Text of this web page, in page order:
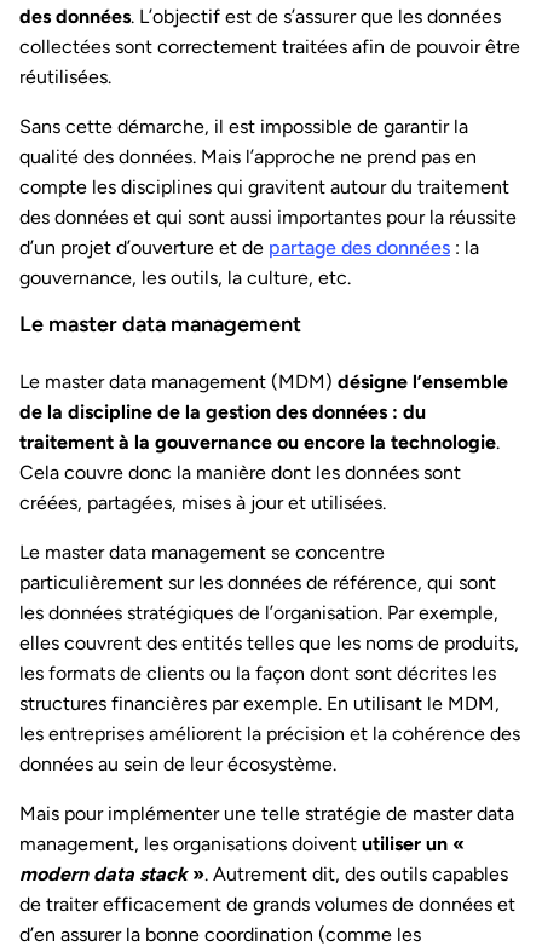
des données. L’objectif est de s’assurer que les données
collectées sont correctement traitées afin de pouvoir être
réutilisées.
Sans cette démarche, il est impossible de garantir la
qualité des données. Mais l’approche ne prend pas en
compte les disciplines qui gravitent autour du traitement
des données et qui sont aussi importantes pour la réussite
d’un projet d’ouverture et de partage des données : la
gouvernance, les outils, la culture, etc.
Le master data management
Le master data management (MDM) désigne l’ensemble
de la discipline de la gestion des données : du
traitement à la gouvernance ou encore la technologie.
Cela couvre donc la manière dont les données sont
créées, partagées, mises à jour et utilisées.
Le master data management se concentre
particulièrement sur les données de référence, qui sont
les données stratégiques de l’organisation. Par exemple,
elles couvrent des entités telles que les noms de produits,
les formats de clients ou la façon dont sont décrites les
structures financières par exemple. En utilisant le MDM,
les entreprises améliorent la précision et la cohérence des
données au sein de leur écosystème.
Mais pour implémenter une telle stratégie de master data
management, les organisations doivent utiliser un «
modern data stack». Autrement dit, des outils capables
de traiter efficacement de grands volumes de données et
d’en assurer la bonne coordination (comme les